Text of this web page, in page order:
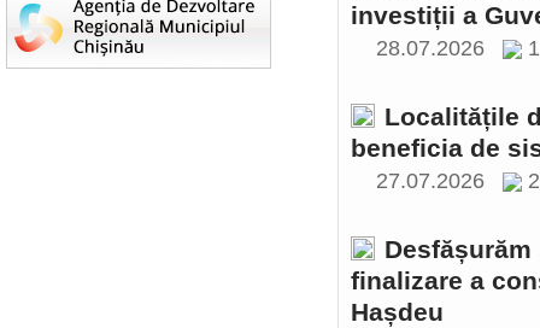
investiții a
28.07.2026
Localitățile
beneficia de
27.07.2026
finalizare a
Hașdeu